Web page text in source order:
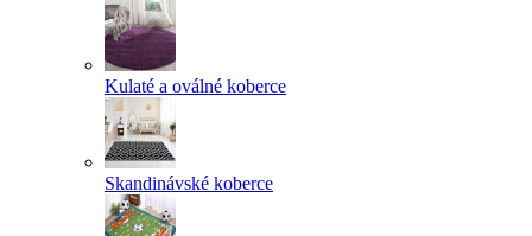
Kulaté a oválné koberce
Skandinávské koberce